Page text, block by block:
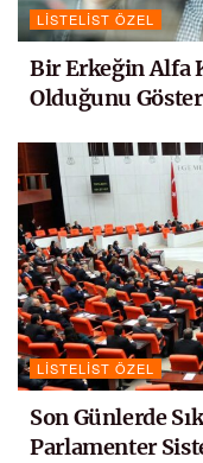
LISTELIST ÖZEL
Bir Erkeğin Alfa
Olduğunu
LISTELIST ÖZEL
Son Günlerde
Parlamenter